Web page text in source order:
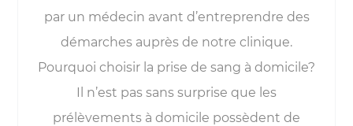
par un médecin avant d’entreprendre des
démarches auprès de notre clinique.
Pourquoi choisir la prise de sang à domicile?
Il n’est pas sans surprise que les
prélèvements à domicile possèdent de